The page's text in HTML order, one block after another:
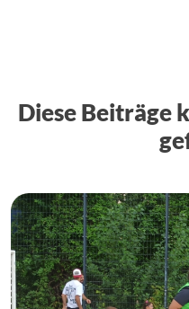
Diese Beiträge